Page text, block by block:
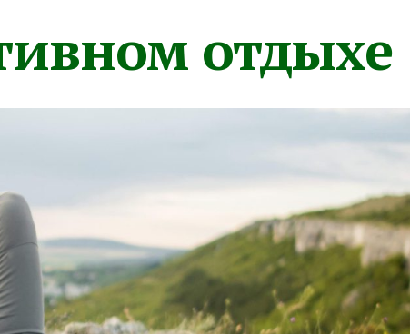
отдыхе